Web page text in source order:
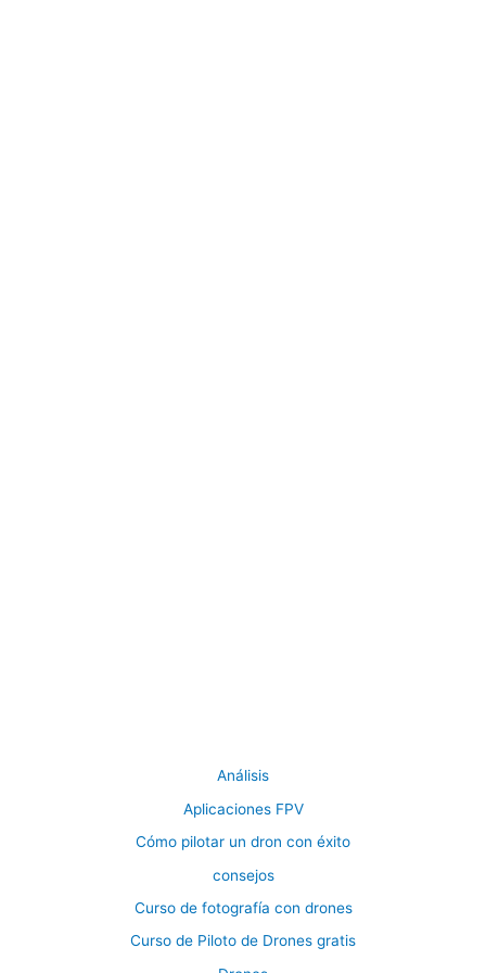
Análisis
Aplicaciones FPV
Cómo pilotar un dron con éxito
consejos
Curso de fotografía con drones
Curso de Piloto de Drones gratis